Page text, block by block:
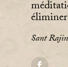
Sant